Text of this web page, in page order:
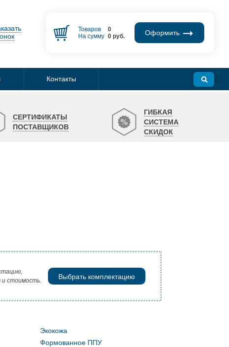
Товаров
0
На сумму 0руб. Оформить
Контакты
СЕРТИФИКАТЫ
ПОСТАВЩИКОВ
ГИБКАЯ
СИСТЕМА
СКИДОК
и стоимость.
Выбрать комплектацию
Экокожа
Формованное ППУ